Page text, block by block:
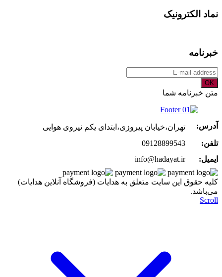
نماد الکترونیک
خبرنامه
OK
متن خبرنامه شما
آدرس:
تهران،خیابان پیروزی،ابتدای یکم نیروی هوایی
تلفن:
09128899543
ایمیل:
info@hadayat.ir
کليه حقوق اين سايت متعلق به هدایات (فروشگاه آنلاین هدایات)
می‌باشد.
Scroll